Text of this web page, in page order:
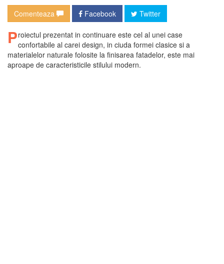
Comenteaza Facebook Twitter
Proiectul prezentat in continuare este cel al unei case
confortabile al carei design, in ciuda formei clasice si a
materialelor naturale folosite la finisarea fatadelor, este mai
aproape de caracteristicile stilului modern.